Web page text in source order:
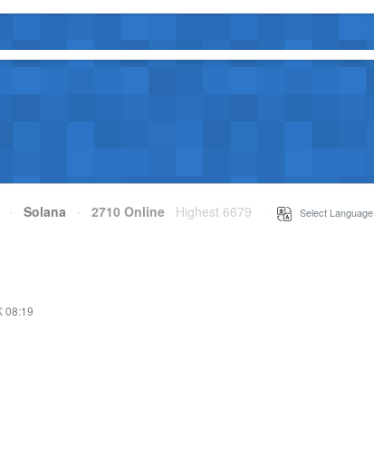
· Solana · 2710 Online Highest 6679 Select Language
08:19